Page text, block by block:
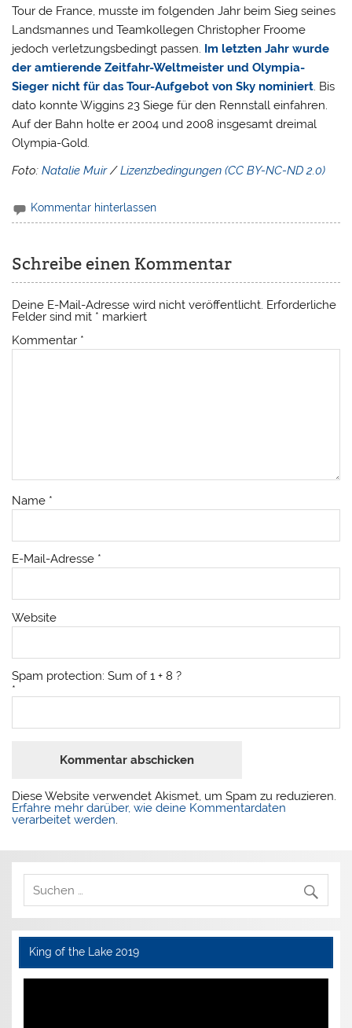
Tour de France, musste im folgenden Jahr beim Sieg seines
Landsmannes und Teamkollegen Christopher Froome
jedoch verletzungsbedingt passen. Im letzten Jahr wurde
der amtierende Zeitfahr-Weltmeister und Olympia-
Sieger nicht für das Tour-Aufgebot von Sky nominiert. Bis
dato konnte Wiggins 23 Siege für den Rennstall einfahren.
Auf der Bahn holte er 2004 und 2008 insgesamt dreimal
Olympia-Gold.
Foto:Natalie Muir/Lizenzbedingungen (CC BY-NC-ND 2.0)
Kommentar hinterlassen
Schreibe einen Kommentar
Deine E-Mail-Adresse wird nicht veröffentlicht. Erforderliche
Felder sind mit * markiert
Kommentar *
Name *
E-Mail-Adresse *
Website
Spam protection: Sum of 1 + 8 ?
*
Diese Website verwendet Akismet, um Spam zu reduzieren.
Erfahre mehr darüber, wie deine Kommentardaten
verarbeitet werden.
King of the Lake 2019
Video-